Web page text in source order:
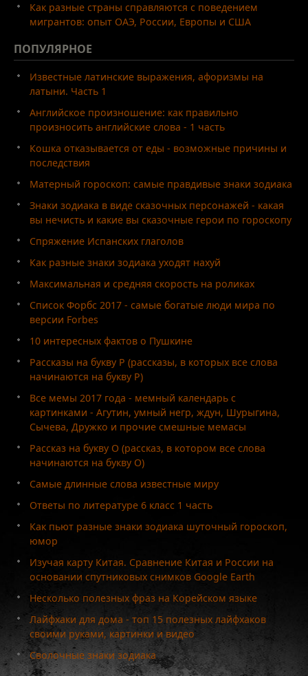
Как разные страны справляются с поведением
мигрантов: опыт ОАЭ, России, Европы и США
ПОПУЛЯРНОЕ
Известные латинские выражения, афоризмы на
латыни. Часть 1
Английское произношение: как правильно
произносить английские слова - 1 часть
Кошка отказывается от еды - возможные причины и
последствия
Матерный гороскоп: самые правдивые знаки зодиака
Знаки зодиака в виде сказочных персонажей - какая
вы нечисть и какие вы сказочные герои по гороскопу
Спряжение Испанских глаголов
Как разные знаки зодиака уходят нахуй
Максимальная и средняя скорость на роликах
Список Форбс 2017 - самые богатые люди мира по
версии Forbes
10 интересных фактов о Пушкине
Рассказы на букву Р (рассказы, в которых все слова
начинаются на букву Р)
Все мемы 2017 года - мемный календарь с
картинками - Агутин, умный негр, ждун, Шурыгина,
Сычева, Дружко и прочие смешные мемасы
Рассказ на букву О (рассказ, в котором все слова
начинаются на букву О)
Самые длинные слова известные миру
Ответы по литературе 6 класс 1 часть
Как пьют разные знаки зодиака шуточный гороскоп,
юмор
Изучая карту Китая. Сравнение Китая и России на
основании спутниковых снимков Google Earth
Несколько полезных фраз на Корейском языке
Лайфхаки для дома - топ 15 полезных лайфхаков
своими руками, картинки и видео
Сволочные знаки зодиака